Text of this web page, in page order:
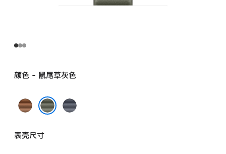
颜色 - 鼠尾草灰色
焦
色
海
表壳尺寸